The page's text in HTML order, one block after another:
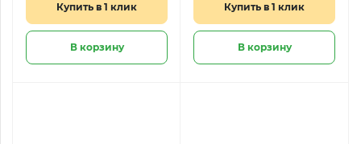
Купить в 1 клик
В корзину
Купить в 1 клик
В корзину